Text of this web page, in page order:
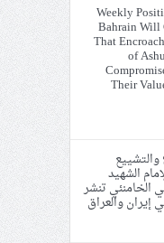
Weekly
Bahrain Will
That
of
Their
الشهيد
الخامنئي تنشر
إيران والعراق